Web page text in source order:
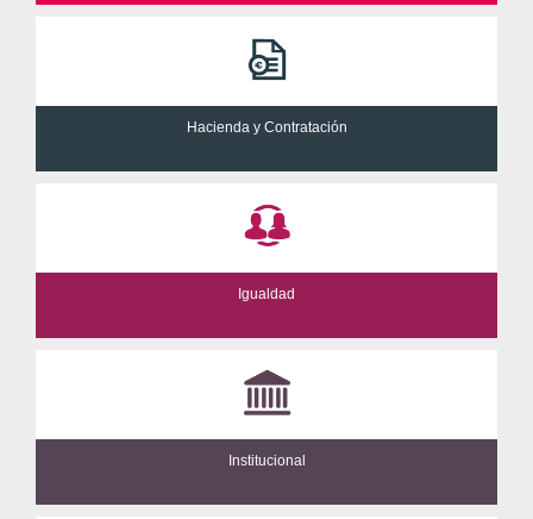
Hacienda y Contratación
Igualdad
Institucional